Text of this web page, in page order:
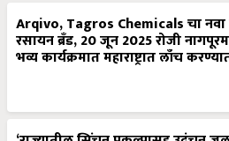
Arqivo, Tagros Chemicals चा
रसायन ब्रँड, 20 जून 2025 रोजी
भव्य कार्यक्रमात महाराष्ट्रात लाँच